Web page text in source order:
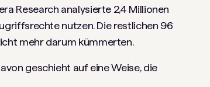
Research analysierte 2,4 Millionen
nutzen. Die restlichen 96
mehr darum kümmerten.
geschieht auf eine Weise, die